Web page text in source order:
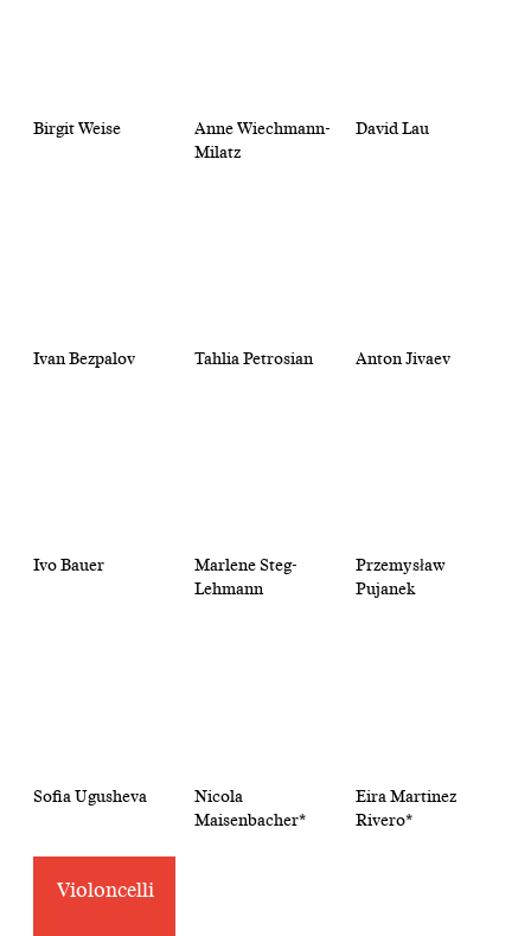
Birgit Weise
Anne Wiechmann-
Milatz
David Lau
Ivan Bezpalov Tahlia Petrosian Anton Jivaev
Ivo Bauer
Marlene Steg-
Lehmann
Przemysław
Pujanek
Sofia Ugusheva
Nicola
Maisenbacher*
Eira Martinez
Rivero*
Violoncelli